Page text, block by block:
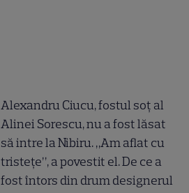
Alexandru Ciucu, fostul soț al
Alinei Sorescu, nu a fost lăsat
să intre la Nibiru. „Am aflat cu
tristețe”, a povestit el. De ce a
fost întors din drum designerul